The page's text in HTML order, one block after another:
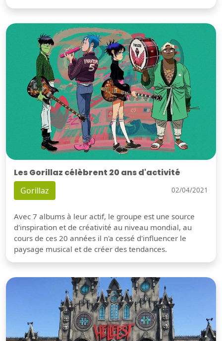
Les Gorillaz célèbrent 20 ans d'activité
Gorillaz 02/04/2021
Avec 7 albums à leur actif, le groupe est une source
d'inspiration et de créativité au niveau mondial, au
cours de ces 20 années il n'a cessé d'influencer le
paysage musical et de créer des tendances.